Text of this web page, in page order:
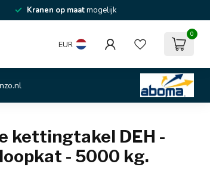
Kranen op maatmogelijk
EUR
0
kettingtakel DEH -
- 5000 kg.